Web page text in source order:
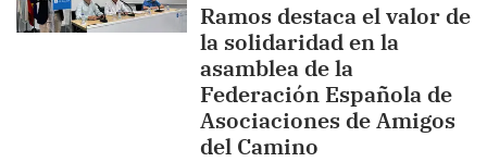
Ramos destaca el valor de
la solidaridad en la
asamblea de la
Federación Española de
Asociaciones de Amigos
del Camino